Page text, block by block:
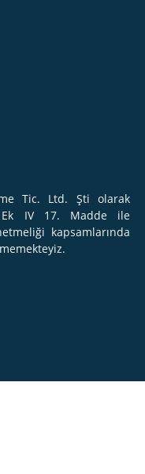
Tic. Ltd. Şti olarak
Ek IV 17. Madde ile
kapsamlarında